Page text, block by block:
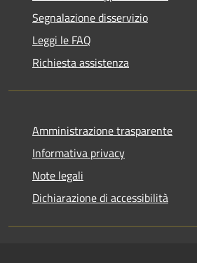
Segnalazione disservizio
Leggi le FAQ
Richiesta assistenza
Amministrazione trasparente
Informativa privacy
Note legali
Dichiarazione di accessibilità